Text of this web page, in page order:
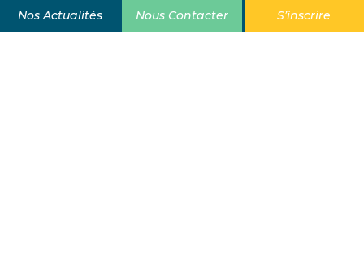
Nos Actualités Nous Contacter S’inscrire
Les Partenaires